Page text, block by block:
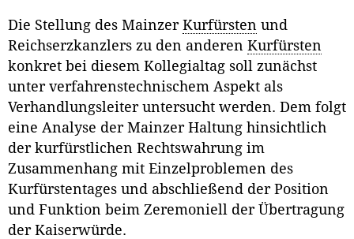
Die Stellung des Mainzer Kurfürsten und
Reichserzkanzlers zu den anderen Kurfürsten
konkret bei diesem Kollegialtag soll zunächst
unter verfahrenstechnischem Aspekt als
Verhandlungsleiter untersucht werden. Dem folgt
eine Analyse der Mainzer Haltung hinsichtlich
der kurfürstlichen Rechtswahrung im
Zusammenhang mit Einzelproblemen des
Kurfürstentages und abschließend der Position
und Funktion beim Zeremoniell der Übertragung
der Kaiserwürde.